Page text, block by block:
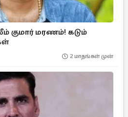
குமார் மரணம்! கடும்
2 மாதங்கள் முன்